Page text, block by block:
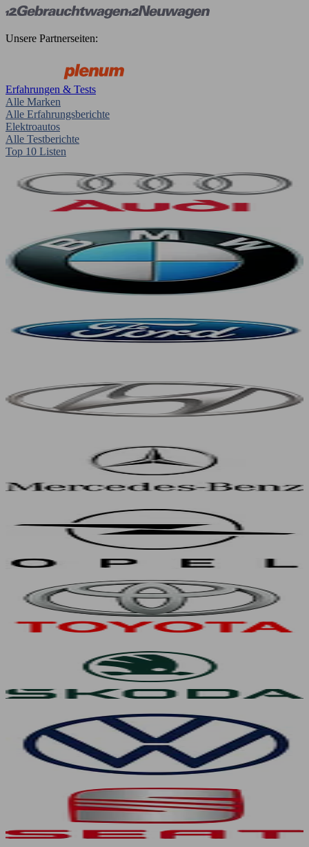
Unsere Partnerseiten:
Erfahrungen & Tests
Alle Marken
Alle Erfahrungsberichte
Elektroautos
Alle Testberichte
Top 10 Listen